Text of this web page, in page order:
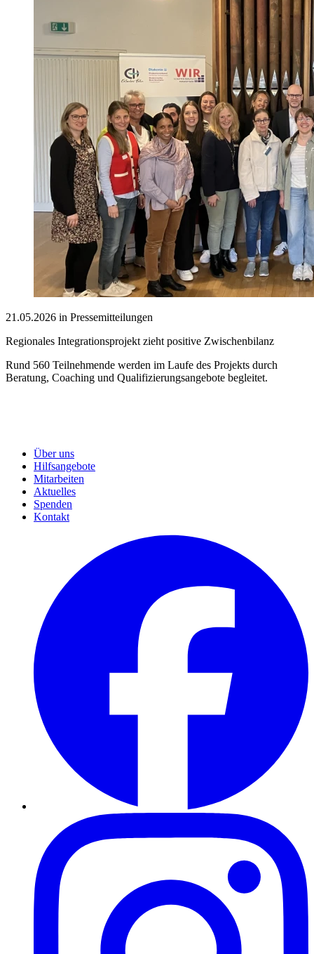
21.05.2026 in Pressemitteilungen
Regionales Integrationsprojekt zieht positive Zwischenbilanz
Rund 560 Teilnehmende werden im Laufe des Projekts durch
Beratung, Coaching und Qualifizierungsangebote begleitet.
Über uns
Hilfsangebote
Mitarbeiten
Aktuelles
Spenden
Kontakt